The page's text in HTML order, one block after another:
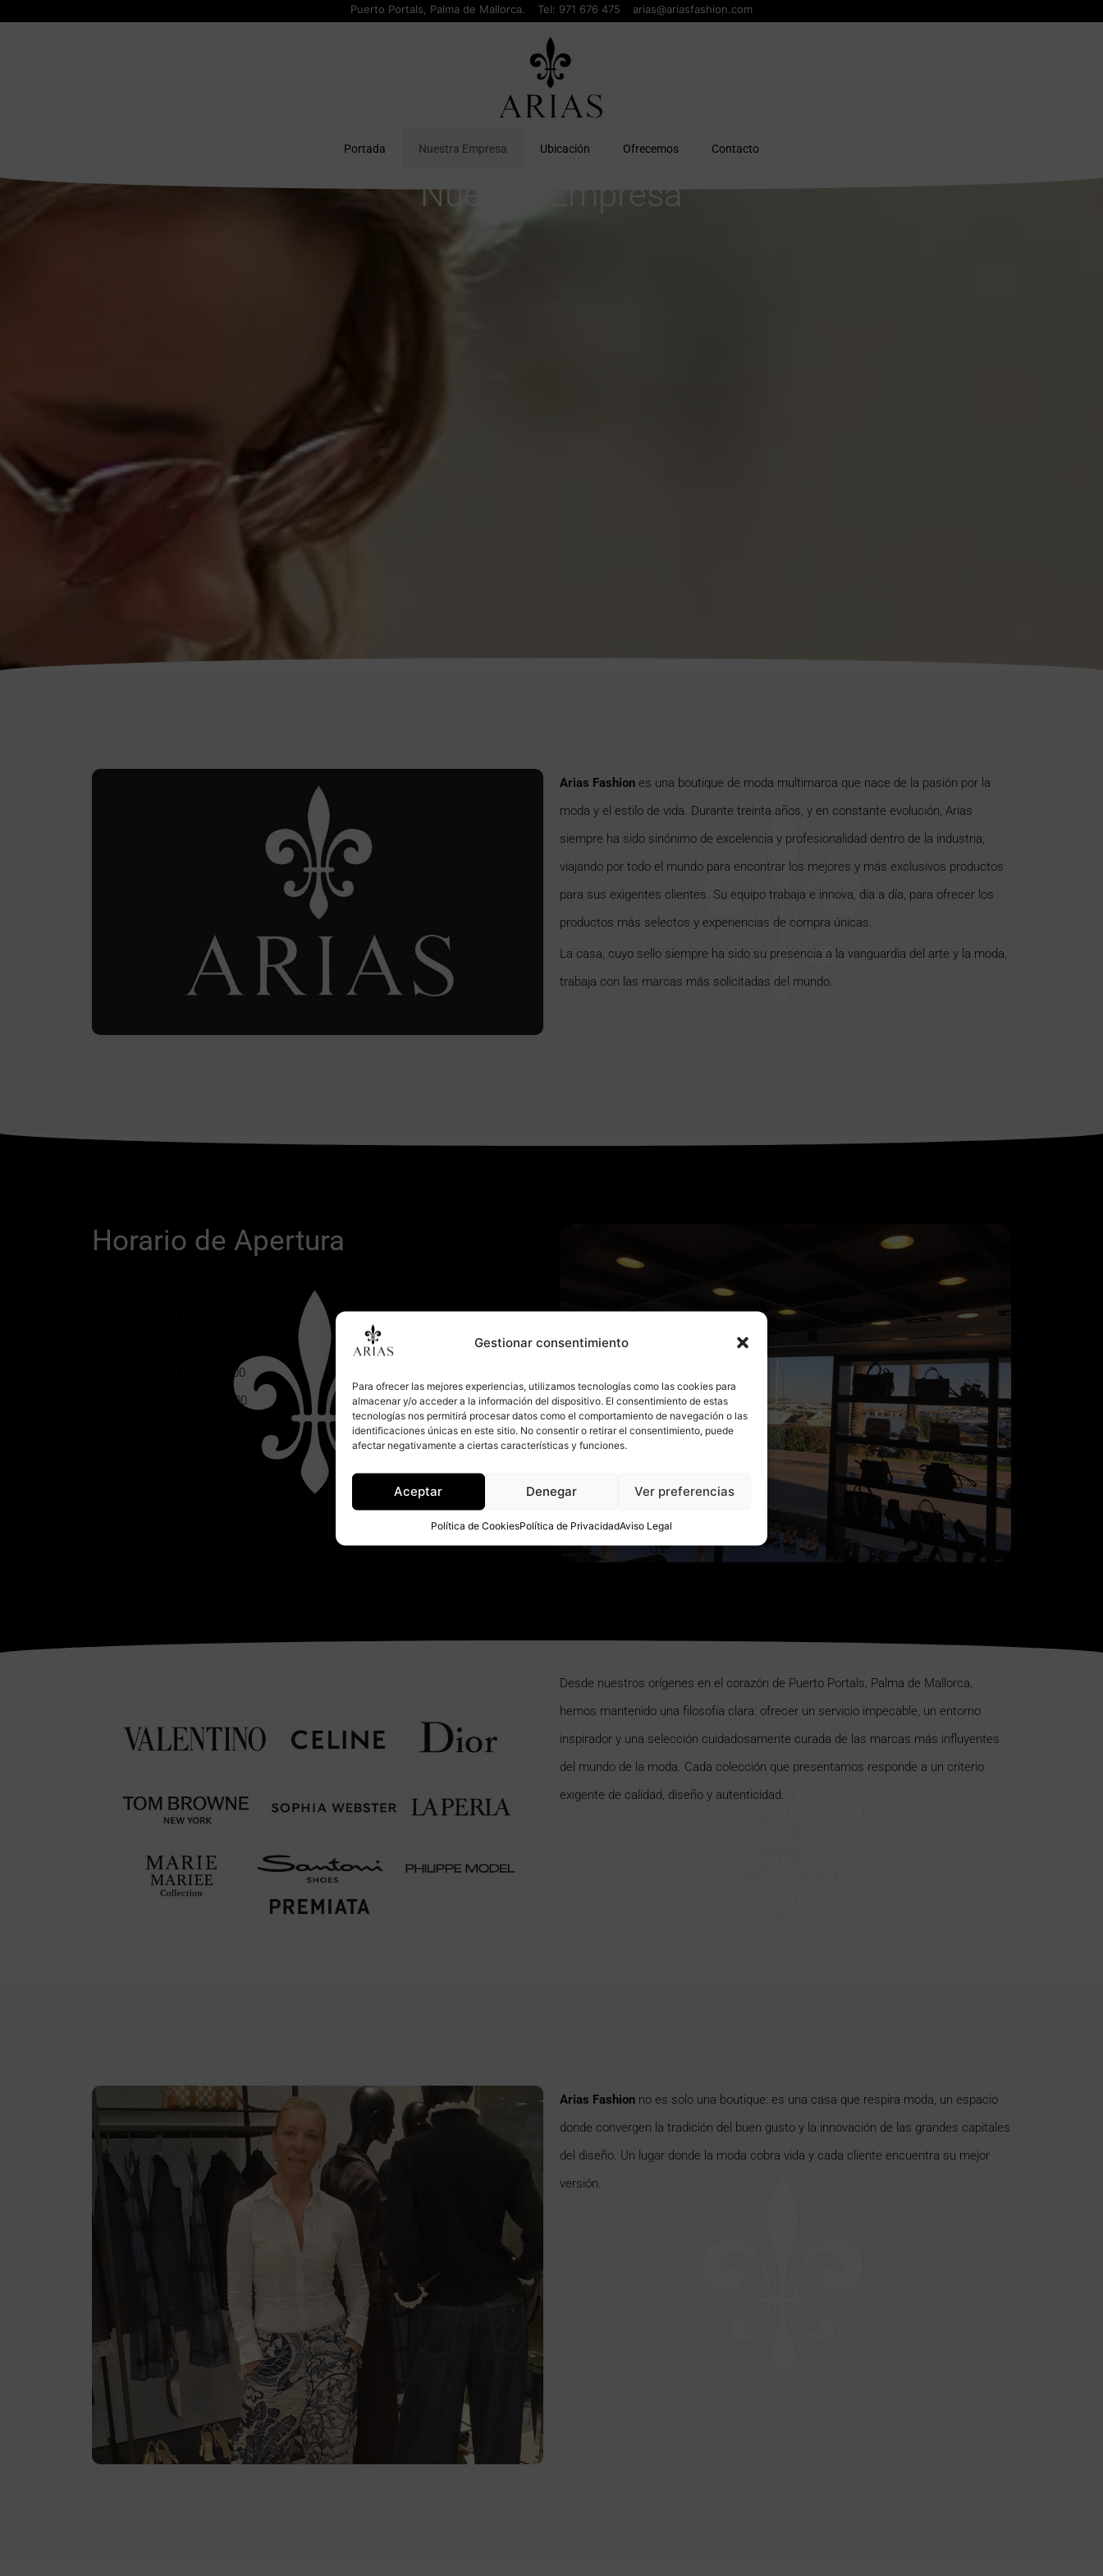
Gestionar consentimiento
Para ofrecer las mejores experiencias, utilizamos tecnologías como las cookies para
almacenar y/o acceder a la información del dispositivo. El consentimiento de estas
tecnologías nos permitirá procesar datos como el comportamiento de navegación o las
identificaciones únicas en este sitio. No consentir o retirar el consentimiento, puede
afectar negativamente a ciertas características y funciones.
Aceptar Denegar Ver preferencias
Política de CookiesPolítica de PrivacidadAviso Legal
Puerto Portals, Palma de Mallorca. Tel: 971 676 475 arias@ariasfashion.com
Portada Nuestra Empresa Ubicación Ofrecemos Contacto
Nuestra Empresa
Arias Fashion es una boutique de moda multimarca que nace de la pasión por la
moda y el estilo de vida. Durante treinta años, y en constante evolución, Arias
siempre ha sido sinónimo de excelencia y profesionalidad dentro de la industria,
viajando por todo el mundo para encontrar los mejores y más exclusivos productos
para sus exigentes clientes. Su equipo trabaja e innova, día a día, para ofrecer los
productos más selectos y experiencias de compra únicas.
La casa, cuyo sello siempre ha sido su presencia a la vanguardia del arte y la moda,
trabaja con las marcas más solicitadas del mundo.
Horario de Apertura
11:00 – 22:00
11:00 – 22:00
Desde nuestros orígenes en el corazón de Puerto Portals, Palma de Mallorca,
hemos mantenido una filosofía clara: ofrecer un servicio impecable, un entorno
inspirador y una selección cuidadosamente curada de las marcas más influyentes
del mundo de la moda. Cada colección que presentamos responde a un criterio
exigente de calidad, diseño y autenticidad.
Arias Fashion no es solo una boutique: es una casa que respira moda, un espacio
donde convergen la tradición del buen gusto y la innovación de las grandes capitales
del diseño. Un lugar donde la moda cobra vida y cada cliente encuentra su mejor
versión.